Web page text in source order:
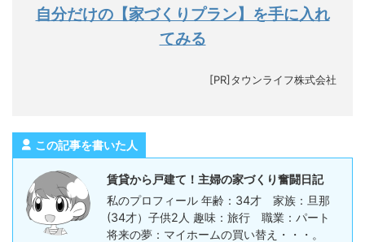
自分だけの【家づくりプラン】を手に入れ
てみる
[PR]タウンライフ株式会社
この記事を書いた人
賃貸から戸建て！主婦の家づくり奮闘日記
私のプロフィール 年齢：34才 家族：旦那
(34才）子供2人 趣味：旅行 職業：パート
将来の夢：マイホームの買い替え・・・。